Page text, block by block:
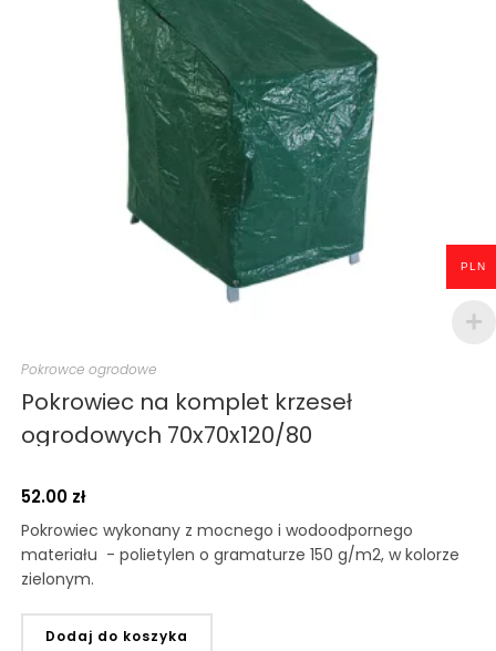
Pokrowce ogrodowe
Pokrowiec na komplet krzeseł
ogrodowych 70x70x120/80
52.00 zł
Pokrowiec wykonany z mocnego i wodoodpornego
materiału - polietylen o gramaturze 150 g/m2, w kolorze
zielonym.
Dodaj do koszyka
PLN